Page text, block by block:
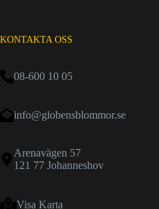
KONTAKTA OSS
08-600 10 05
info@globensblommor.se
Arenavägen 57
121 77 Johanneshov
Visa Karta